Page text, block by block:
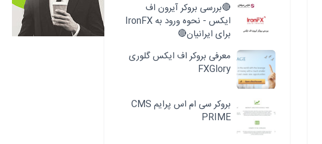
🔴بررسی بروکر آیرون اف
ایکس - نحوه ورود به IronFX
برای ایرانیان🔴
معرفی بروکر اف ایکس گلوری
FXGlory
بروکر سی ام اس پرایم CMS
PRIME